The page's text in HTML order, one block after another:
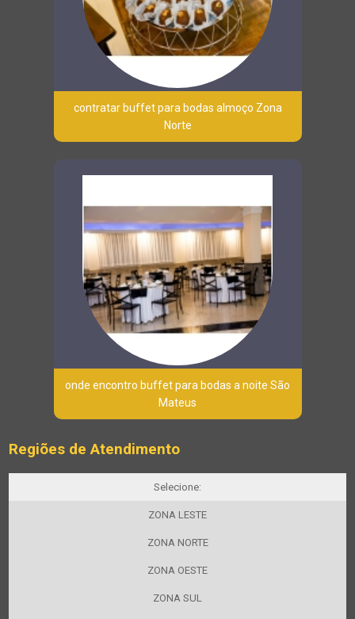
contratar buffet para bodas almoço Zona
Norte
onde encontro buffet para bodas a noite São
Mateus
Regiões de Atendimento
Selecione:
ZONA LESTE
ZONA NORTE
ZONA OESTE
ZONA SUL